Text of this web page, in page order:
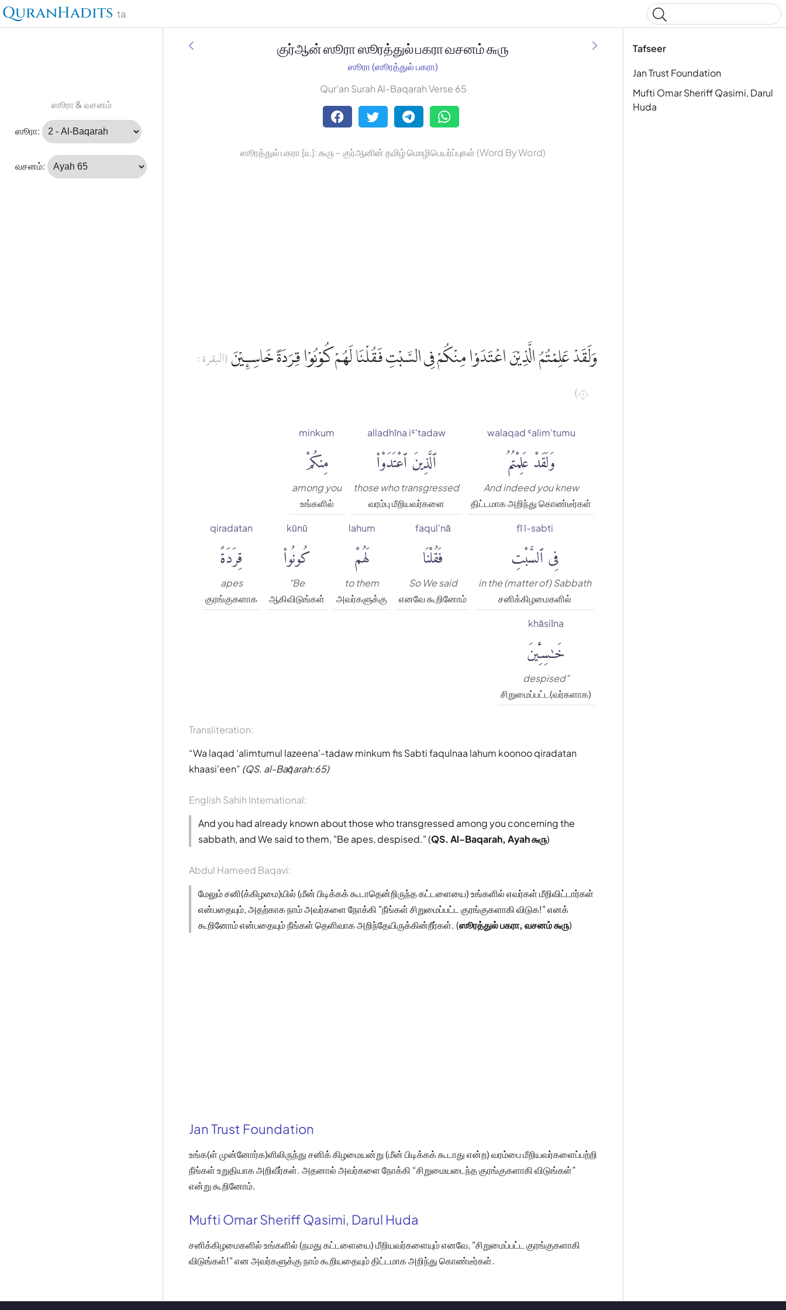
QuranHadits ta
ஸூரா & வசனம்
ஸூரா:
வசனம்:
Tafseer
Jan Trust Foundation
Mufti Omar Sheriff Qasimi, Darul
Huda
குர்ஆன் ஸூரா ஸூரத்துல் பகரா வசனம் ௬௫
ஸூரா (ஸூரத்துல் பகரா)
Qur'an Surah Al-Baqarah Verse 65
ஸூரத்துல் பகரா [௨]: ௬௫ ~ குர்ஆனின் தமிழ் மொழிபெயர்ப்புகள் (Word By Word)
وَلَقَدْ عَلِمْتُمُ الَّذِيْنَ اعْتَدَوْا مِنْكُمْ فِى السَّبْتِ فَقُلْنَا لَهُمْ كُوْنُوْا قِرَدَةً خَاسِـِٕيْنَ (البقرة :
٢)
walaqad ʿalim'tumu
وَلَقَدْ عَلِمْتُمُ
And indeed you knew
திட்டமாக அறிந்து கொண்டீர்கள்
alladhīna iʿ'tadaw
ٱلَّذِينَ ٱعْتَدَوْا۟
those who transgressed
வரம்பு மீறியவர்களை
minkum
مِنكُمْ
among you
உங்களில்
fī l-sabti
فِى ٱلسَّبْتِ
in the (matter of) Sabbath
சனிக்கிழமைகளில்
faqul'nā
فَقُلْنَا
So We said
எனவே கூறினோம்
lahum
لَهُمْ
to them
அவர்களுக்கு
kūnū
كُونُوا۟
"Be
ஆகிவிடுங்கள்
qiradatan
قِرَدَةً
apes
குரங்குகளாக
khāsiīna
خَٰسِـِٔينَ
despised"
சிறுமைப்பட்ட(வர்களாக)
Transliteration:
Wa laqad 'alimtumul lazeena'-tadaw minkum fis Sabti faqulnaa lahum koonoo qiradatan
khaasi'een (QS. al-Baq̈arah:65)
English Sahih International:
And you had already known about those who transgressed among you concerning the
sabbath, and We said to them, "Be apes, despised." (QS. Al-Baqarah, Ayah ௬௫)
Abdul Hameed Baqavi:
மேலும் சனி(க்கிழமை)யில் (மீன் பிடிக்கக் கூடாதென்றிருந்த கட்டளையை) உங்களில் எவர்கள் மீறிவிட்டார்கள்
என்பதையும், அதற்காக நாம் அவர்களை நோக்கி "நீங்கள் சிறுமைப்பட்ட குரங்குகளாகி விடுக!" எனக்
கூறினோம் என்பதையும் நீங்கள் தெளிவாக அறிந்தேயிருக்கின்றீர்கள். (ஸூரத்துல் பகரா, வசனம் ௬௫)
Jan Trust Foundation
உங்க(ள் முன்னோர்க)ளிலிருந்து சனிக் கிழமையன்று (மீன் பிடிக்கக் கூடாது என்ற) வரம்பை மீறியவர்களைப்பற்றி
நீங்கள் உறுதியாக அறிவீர்கள். அதனால் அவர்களை நோக்கி “சிறுமையடைந்த குரங்குகளாகி விடுங்கள்”
என்று கூறினோம்.
Mufti Omar Sheriff Qasimi, Darul Huda
சனிக்கிழமைகளில் உங்களில் (நமது கட்டளையை) மீறியவர்களையும் எனவே, "சிறுமைப்பட்ட குரங்குகளாகி
விடுங்கள்!" என அவர்களுக்கு நாம் கூறியதையும் திட்டமாக அறிந்து கொண்டீர்கள்.